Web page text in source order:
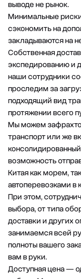
выводе не рынок.
Минимальные
сэкономить на
закладываются на
Собственная
экспедированию и
наши сотрудники
проследим за
подходящий вид
протяжении всего
Мы можем
транспорт или же
возможность
Китая как морем,
автоперевозками в
При этом,
выбора, от типа
доставки и других
занимаемся всей
полноты вашего
вам в руки.
Доступная цена —